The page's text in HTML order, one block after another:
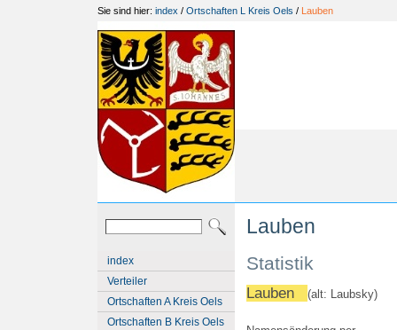
Sie sind hier: index / Ortschaften L Kreis Oels / Lauben
index
Verteiler
Ortschaften A Kreis Oels
Ortschaften B Kreis Oels
Lauben
Statistik
Lauben (alt: Laubsky)